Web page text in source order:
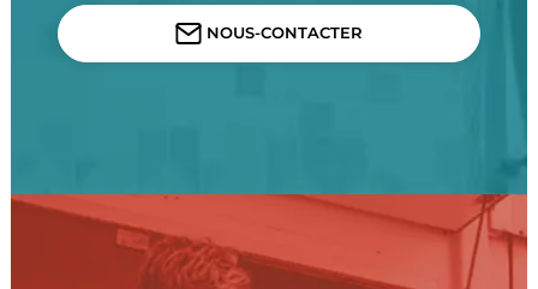
NOUS-CONTACTER